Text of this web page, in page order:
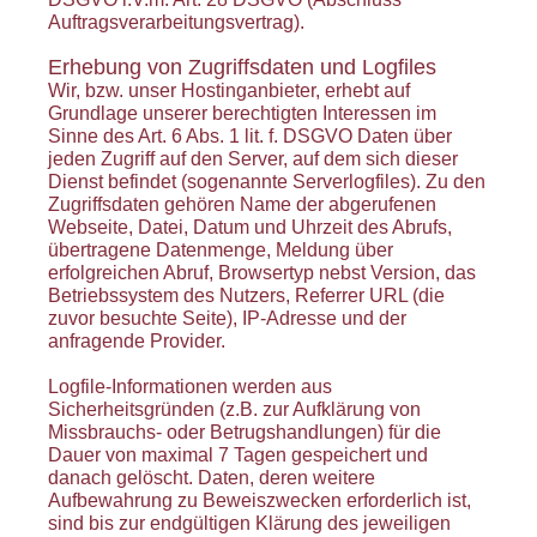
Auftragsverarbeitungsvertrag).
Erhebung von Zugriffsdaten und Logfiles
Wir, bzw. unser Hostinganbieter, erhebt auf
Grundlage unserer berechtigten Interessen im
Sinne des Art. 6 Abs. 1 lit. f. DSGVO Daten über
jeden Zugriff auf den Server, auf dem sich dieser
Dienst befindet (sogenannte Serverlogfiles). Zu den
Zugriffsdaten gehören Name der abgerufenen
Webseite, Datei, Datum und Uhrzeit des Abrufs,
übertragene Datenmenge, Meldung über
erfolgreichen Abruf, Browsertyp nebst Version, das
Betriebssystem des Nutzers, Referrer URL (die
zuvor besuchte Seite), IP-Adresse und der
anfragende Provider.
Logfile-Informationen werden aus
Sicherheitsgründen (z.B. zur Aufklärung von
Missbrauchs- oder Betrugshandlungen) für die
Dauer von maximal 7 Tagen gespeichert und
danach gelöscht. Daten, deren weitere
Aufbewahrung zu Beweiszwecken erforderlich ist,
sind bis zur endgültigen Klärung des jeweiligen